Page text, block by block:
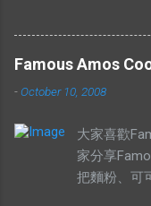
不到
句成語
這只
西。可
價無市
應。”
供應，
Famous Amos
-October 10, 2008
大家喜歡
家分享
把麵粉、可